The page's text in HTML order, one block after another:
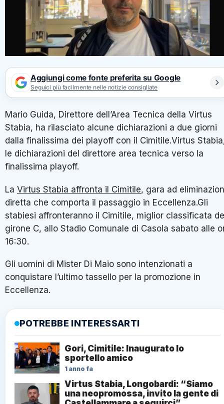
Aggiungi come fonte preferita su Google
Seguici più facilmente nelle notizie consigliate
Mario Guida, Direttore dell’Area Tecnica della Virtus
ha rilasciato alcune dichiarazioni a due giorni dalla
finalissima dei playoff con il Cimitile.Virtus Stabia, le
dichiarazioni del direttore area tecnica verso la finalissima
playoff.
La Virtus Stabia affronta il Cimitile, gara ad eliminazione
diretta che comporta il passaggio in Eccellenza.Gli
affronteranno il Cimitile, miglior classificata del girone C,
allo Stadio Comunale di Casola sabato alle ore 16:30.
l’ultimo tassello per la promozione in Eccellenza.
Gori, Cimitile: Inaugurato lo sportello
1 anno fa
Virtus Stabia, Longobardi: “Siamo una
neopromossa, invito la gente di
1 anno fa